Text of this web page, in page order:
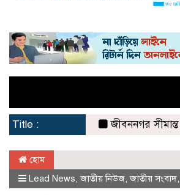
Title :
জীবননগর সীমান্ত দিয়ে
হোম
Lead News ,জাতীয় নিউজ ,জাতীয় সংবাদ